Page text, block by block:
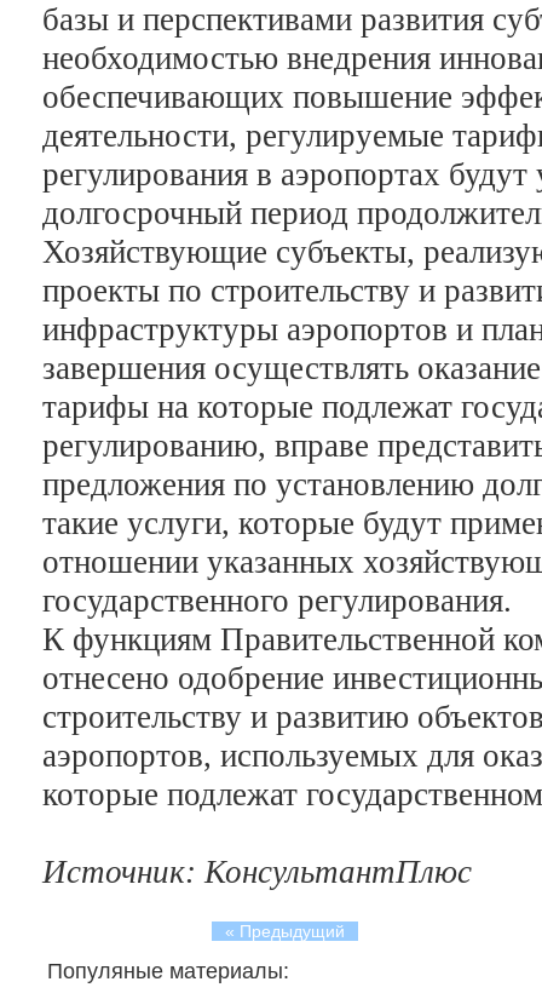
базы и перспективами развития
необходимостью внедрения
обеспечивающих повышение
деятельности, регулируемые
регулирования в аэропортах будут
долгосрочный период
Хозяйствующие субъекты,
проекты по строительству и
инфраструктуры аэропортов и
завершения осуществлять
тарифы на которые подлежат
регулированию, вправе
предложения по установлению
такие услуги, которые будут
отношении указанных
государственного регулирования.
К функциям Правительственной
отнесено одобрение
строительству и развитию
аэропортов, используемых для
которые подлежат
Источник: КонсультантПлюс
« Предыдущий
Популяные материалы: